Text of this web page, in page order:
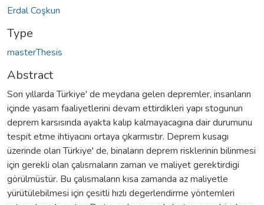
Erdal Coşkun
Type
masterThesis
Abstract
Son yıllarda Türkiye' de meydana gelen depremler, insanların
içinde yasam faaliyetlerini devam ettirdikleri yapı stogunun
deprem karsısında ayakta kalıp kalmayacagına dair durumunu
tespit etme ihtiyacını ortaya çıkarmıstır. Deprem kusagı
üzerinde olan Türkiye' de, binaların deprem risklerinin bilinmesi
için gerekli olan çalısmaların zaman ve maliyet gerektirdigi
görülmüstür. Bu çalısmaların kısa zamanda az maliyetle
yürütülebilmesi için çesitli hızlı degerlendirme yöntemleri